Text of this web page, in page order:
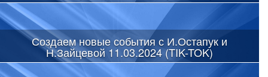
Создаем новые события с И.Остапук и
Н.Зайцевой 11.03.2024 (TIK-TOK)